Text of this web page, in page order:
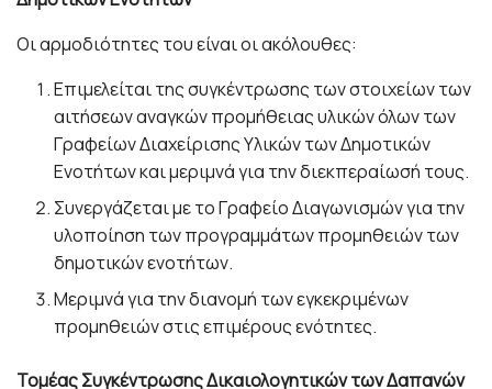
Οι αρμοδιότητες του είναι οι ακόλουθες:
Επιμελείται της συγκέντρωσης των στοιχείων των
αιτήσεων αναγκών προμήθειας υλικών όλων των
Γραφείων Διαχείρισης Υλικών των Δημοτικών
Ενοτήτων και μεριμνά για την διεκπεραίωσή τους.
Συνεργάζεται με το Γραφείο Διαγωνισμών για την
υλοποίηση των προγραμμάτων προμηθειών των
δημοτικών ενοτήτων.
Μεριμνά για την διανομή των εγκεκριμένων
προμηθειών στις επιμέρους ενότητες.
Τομέας Συγκέντρωσης Δικαιολογητικών των Δαπανών